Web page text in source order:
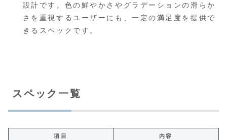
設計です。色の鮮やかさやグラデーションの滑らか
さを重視するユーザーにも、一定の満足度を提供で
きるスペックです。
スペック一覧
項目 内容